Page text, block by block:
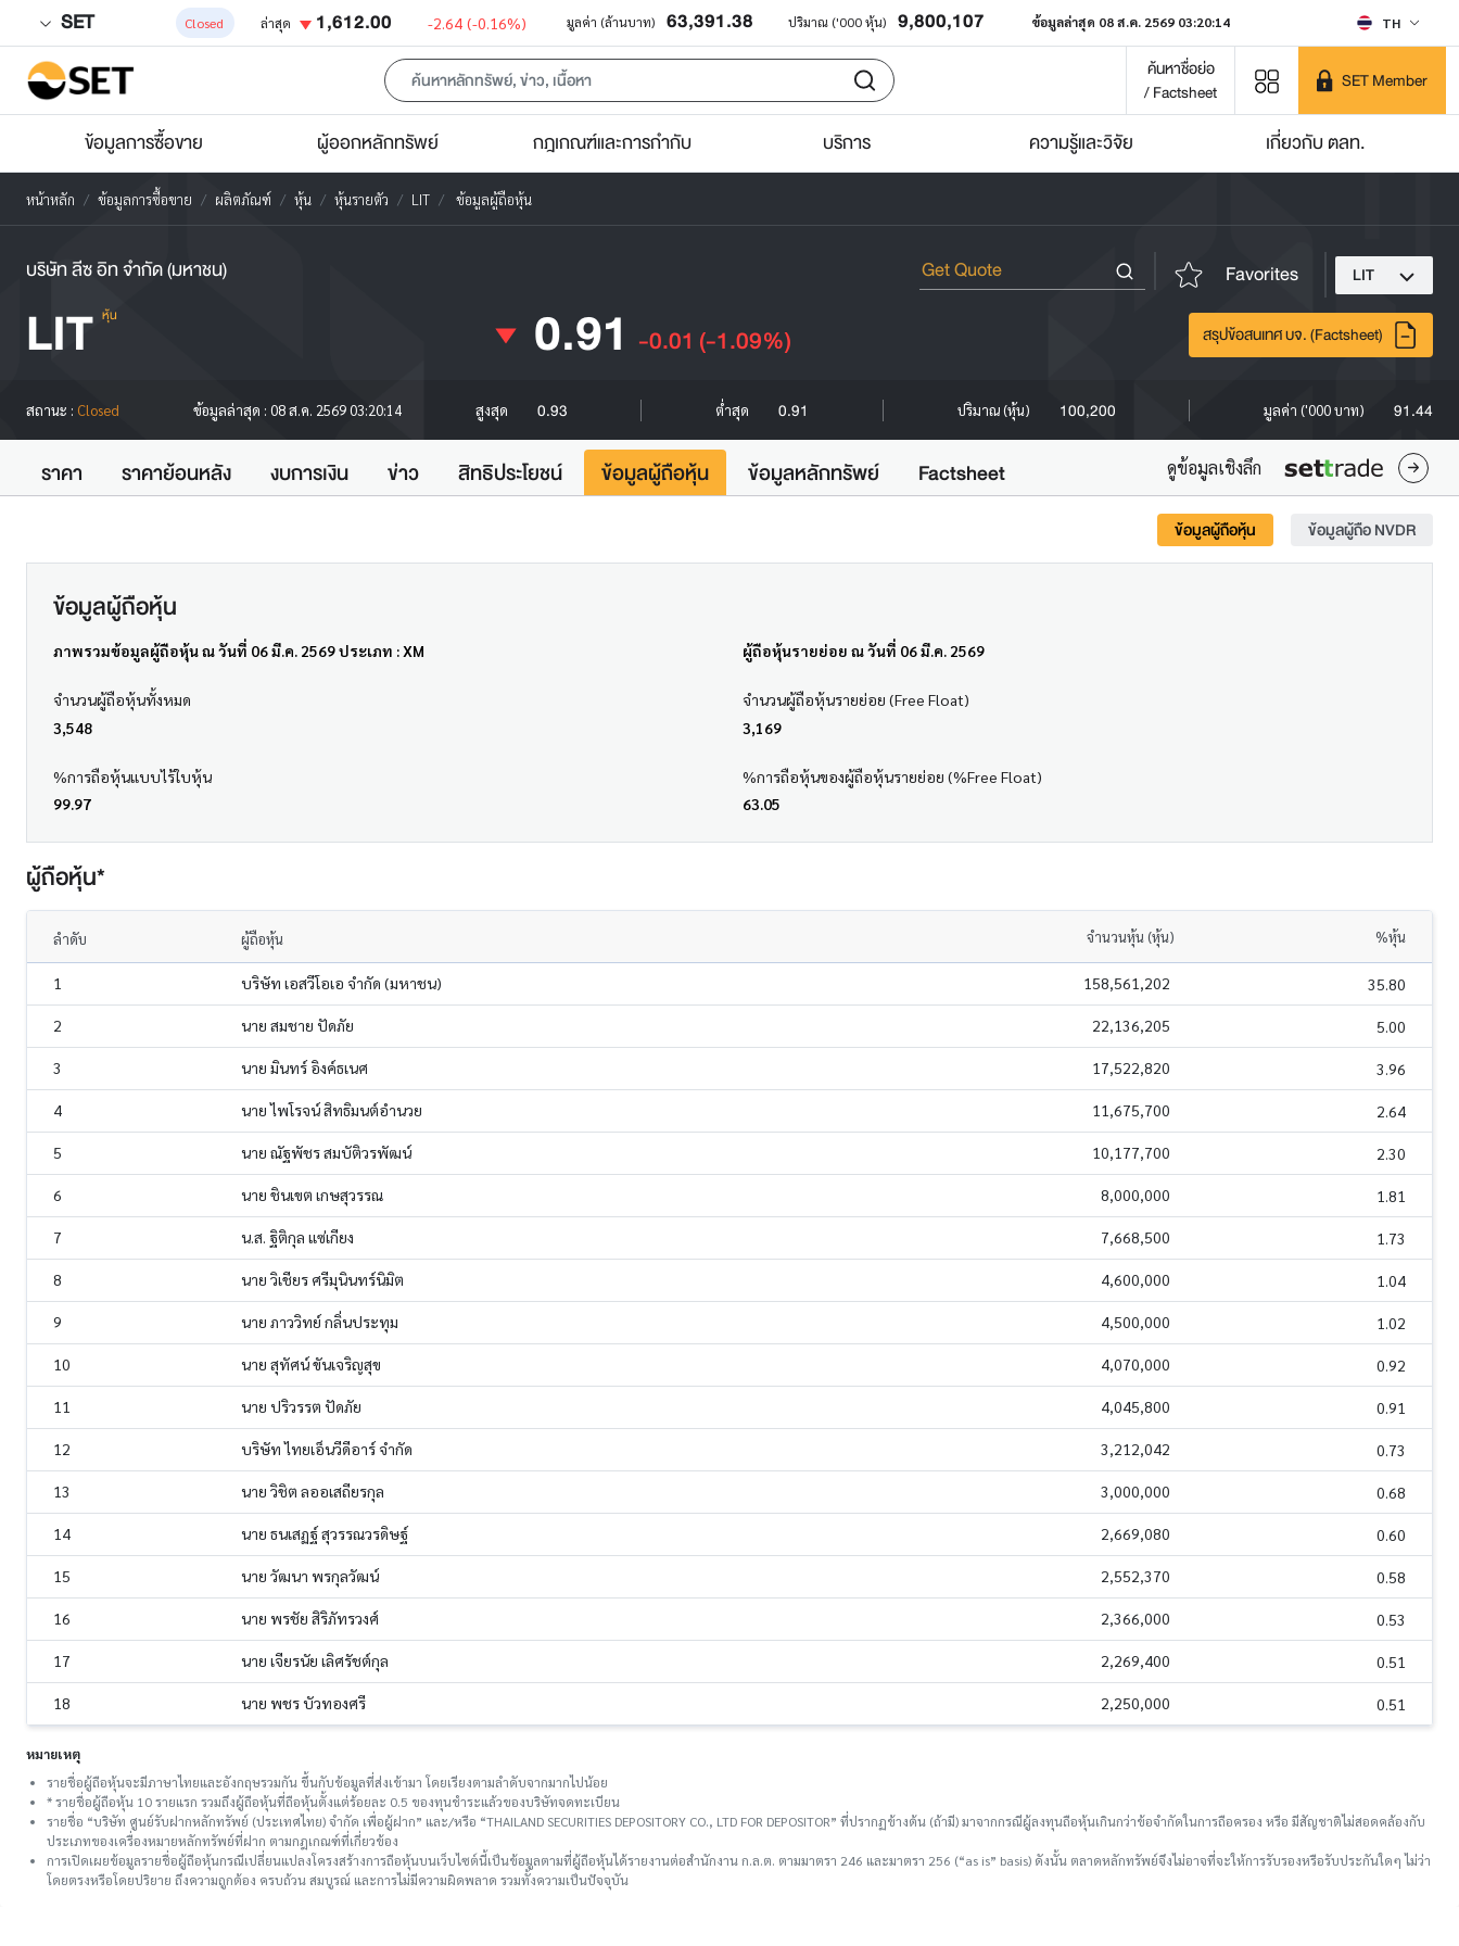
SET Closed ล่าสุด 1,612.00 -2.64 (-0.16%) มูลค่า (ล้านบาท) 63,391.38 ปริมาณ ('000 หุ้น) 9,800,107 ข้อมูลล่าสุด 08 ส.ค. 2569 03:20:14 TH
ค้นหาชื่อย่อ
/ Factsheet
SET Member
ข้อมูลการซื้อขาย ผู้ออกหลักทรัพย์ กฎเกณฑ์และการกำกับ บริการ ความรู้และวิจัย เกี่ยวกับ ตลท.
หน้าหลัก ข้อมูลการซื้อขาย ผลิตภัณฑ์ หุ้น หุ้นรายตัว LIT ข้อมูลผู้ถือหุ้น
บริษัท ลีซ อิท จำกัด (มหาชน) Favorites LIT
LIT หุ้น 0.91 -0.01 (-1.09%) สรุปข้อสนเทศ บจ. (Factsheet)
สถานะ : Closed ข้อมูลล่าสุด : 08 ส.ค. 2569 03:20:14 สูงสุด 0.93 ต่ำสุด 0.91 ปริมาณ (หุ้น) 100,200 มูลค่า ('000 บาท) 91.44
ราคา ราคาย้อนหลัง งบการเงิน ข่าว สิทธิประโยชน์ ข้อมูลผู้ถือหุ้น ข้อมูลหลักทรัพย์ Factsheet ดูข้อมูลเชิงลึก
ข้อมูลผู้ถือหุ้น ข้อมูลผู้ถือ NVDR
ข้อมูลผู้ถือหุ้น
ภาพรวมข้อมูลผู้ถือหุ้น ณ วันที่ 06 มี.ค. 2569 ประเภท : XM ผู้ถือหุ้นรายย่อย ณ วันที่ 06 มี.ค. 2569
จำนวนผู้ถือหุ้นทั้งหมด
3,548
จำนวนผู้ถือหุ้นรายย่อย (Free Float)
3,169
%การถือหุ้นแบบไร้ใบหุ้น
99.97
%การถือหุ้นของผู้ถือหุ้นรายย่อย (%Free Float)
63.05
ผู้ถือหุ้น*
ลำดับ ผู้ถือหุ้น จำนวนหุ้น (หุ้น) %หุ้น
1 บริษัท เอสวีโอเอ จำกัด (มหาชน) 158,561,202 35.80
2 นาย สมชาย ปัดภัย 22,136,205 5.00
3 นาย มินทร์ อิงค์ธเนศ 17,522,820 3.96
4 นาย ไพโรจน์ สิทธิมนต์อำนวย 11,675,700 2.64
5 นาย ณัฐพัชร สมบัติวรพัฒน์ 10,177,700 2.30
6 นาย ชินเขต เกษสุวรรณ 8,000,000 1.81
7 น.ส. ฐิติกุล แซ่เกียง 7,668,500 1.73
8 นาย วิเชียร ศรีมุนินทร์นิมิต 4,600,000 1.04
9 นาย ภาววิทย์ กลิ่นประทุม 4,500,000 1.02
10 นาย สุทัศน์ ขันเจริญสุข 4,070,000 0.92
11 นาย ปริวรรต ปัดภัย 4,045,800 0.91
12 บริษัท ไทยเอ็นวีดีอาร์ จำกัด 3,212,042 0.73
13 นาย วิชิต ลออเสถียรกุล 3,000,000 0.68
14 นาย ธนเสฏฐ์ สุวรรณวรดิษฐ์ 2,669,080 0.60
15 นาย วัฒนา พรกุลวัฒน์ 2,552,370 0.58
16 นาย พรชัย สิริภัทรวงศ์ 2,366,000 0.53
17 นาย เจียรนัย เลิศรัชต์กุล 2,269,400 0.51
18 นาย พชร บัวทองศรี 2,250,000 0.51
หมายเหตุ
รายชื่อผู้ถือหุ้นจะมีภาษาไทยและอังกฤษรวมกัน ขึ้นกับข้อมูลที่ส่งเข้ามา โดยเรียงตามลำดับจากมากไปน้อย
* รายชื่อผู้ถือหุ้น 10 รายแรก รวมถึงผู้ถือหุ้นที่ถือหุ้นตั้งแต่ร้อยละ 0.5 ของทุนชําระแล้วของบริษัทจดทะเบียน
รายชื่อ “บริษัท ศูนย์รับฝากหลักทรัพย์ (ประเทศไทย) จำกัด เพื่อผู้ฝาก” และ/หรือ “THAILAND SECURITIES DEPOSITORY CO., LTD FOR DEPOSITOR” ที่ปรากฏข้างต้น (ถ้ามี) มาจากกรณีผู้ลงทุนถือหุ้นเกินกว่าข้อจำกัดในการถือครอง หรือ มีสัญชาติไม่สอดคล้องกับ
ประเภทของเครื่องหมายหลักทรัพย์ที่ฝาก ตามกฎเกณฑ์ที่เกี่ยวข้อง
การเปิดเผยข้อมูลรายชื่อผู้ถือหุ้นกรณีเปลี่ยนแปลงโครงสร้างการถือหุ้นบนเว็บไซต์นี้เป็นข้อมูลตามที่ผู้ถือหุ้นได้รายงานต่อสำนักงาน ก.ล.ต. ตามมาตรา 246 และมาตรา 256 (“as is” basis) ดังนั้น ตลาดหลักทรัพย์จึงไม่อาจที่จะให้การรับรองหรือรับประกันใดๆ ไม่ว่า
โดยตรงหรือโดยปริยาย ถึงความถูกต้อง ครบถ้วน สมบูรณ์ และการไม่มีความผิดพลาด รวมทั้งความเป็นปัจจุบัน